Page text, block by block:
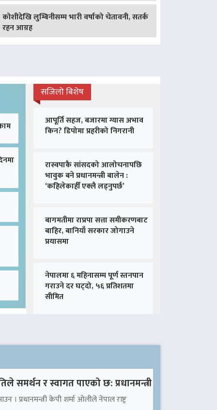
कोशीदेखि लुम्बिनीसम्म भारी वर्षाको चेतावनी, सतर्क
रहन आग्रह
सजिलो बिशेष
आपूर्ति सहज, बजारमा ग्यास अभाव
किन? डिपोमा प्रहरीको निगरानी
रास्वपाकै सांसदको आलोचनापछि
भावुक बने प्रधानमन्त्री बालेन :
‘कहिलेकाहीँ एक्लै लड्नुपर्छ’
बागमतीमा राप्रपा सत्ता समीकरणबाट
बाहिर, बानियाँ सरकार जोगाउने
प्रयासमा
नेपालमा ६ महिनासम्म पूर्ण स्तनपान
गराउने दर घट्दो, ५६ प्रतिशतमा
सीमित
समर्थन र स्वागत पाएको छ: प्रधानमन्त्री
। प्रधानमन्त्री केपी शर्मा ओलीले नेपाल राष्ट्र